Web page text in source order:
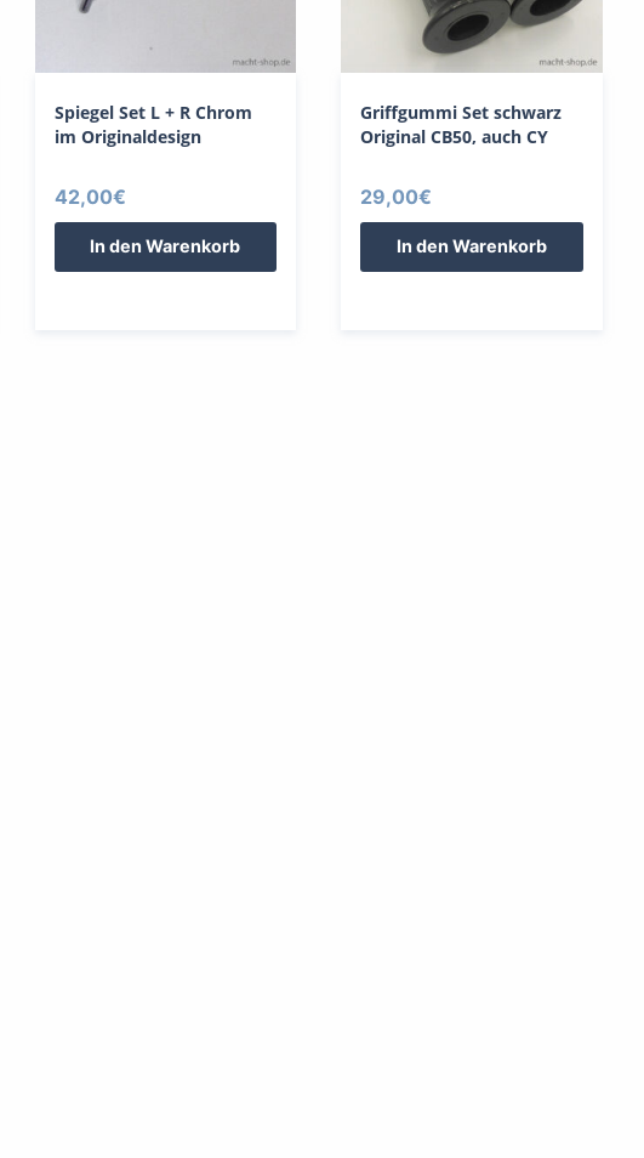
Spiegel Set L + R Chrom
im Originaldesign
42,00€
In den Warenkorb
Griffgummi Set schwarz
Original CB50, auch CY
29,00€
In den Warenkorb